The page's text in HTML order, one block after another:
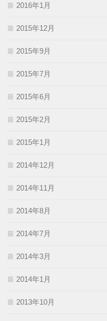
2016年1月
2015年12月
2015年9月
2015年7月
2015年6月
2015年2月
2015年1月
2014年12月
2014年11月
2014年8月
2014年7月
2014年3月
2014年1月
2013年10月